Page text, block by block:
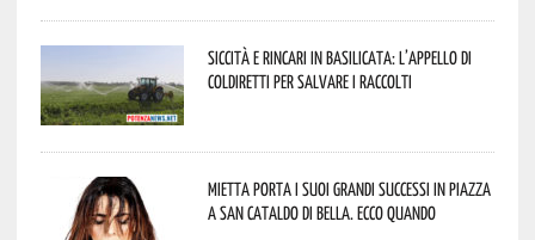
Siccità e rincari in Basilicata: l’appello di
Coldiretti per salvare i raccolti
Mietta porta i suoi grandi successi in piazza
a San Cataldo di Bella. Ecco quando